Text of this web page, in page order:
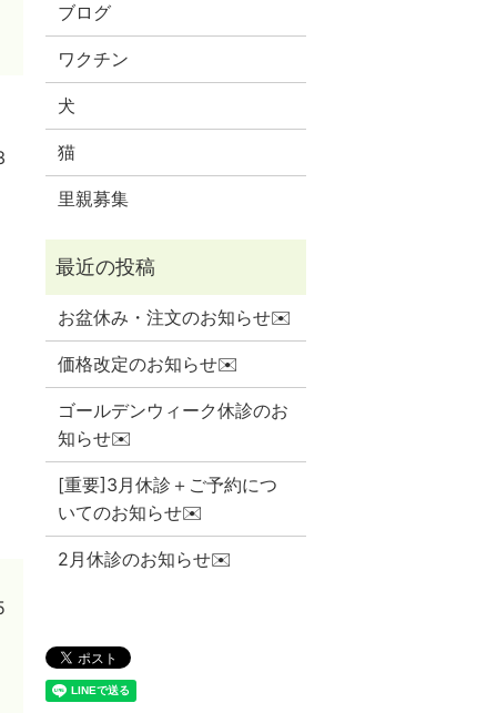
ブログ
ワクチン
犬
猫
里親募集
お盆休み・注文のお知らせ✉️
価格改定のお知らせ✉️
ゴールデンウィーク休診のお
知らせ✉️
[重要]3月休診＋ご予約につ
いてのお知らせ✉️
2月休診のお知らせ✉️